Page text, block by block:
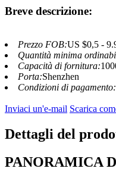
Breve descrizione:
Prezzo FOB:US $0,5 -
Quantità minima
Capacità di fornitura:
Porta:Shenzhen
Condizioni di pagamento:
Inviaci un'e-mail Scarica
Dettagli del
PANORAMICA